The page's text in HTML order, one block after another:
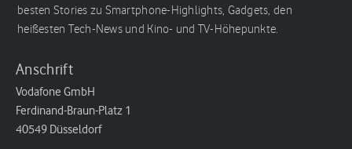
besten Stories zu Smartphone-Highlights, Gadgets, den
heißesten Tech-News und Kino- und TV-Höhepunkte.
Anschrift
Vodafone GmbH
Ferdinand-Braun-Platz 1
40549 Düsseldorf